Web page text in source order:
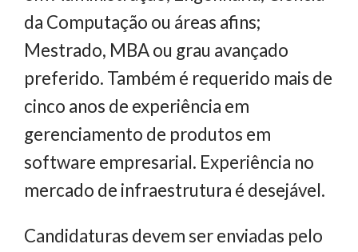
da Computação ou áreas afins;
Mestrado, MBA ou grau avançado
preferido. Também é requerido mais de
cinco anos de experiência em
gerenciamento de produtos em
software empresarial. Experiência no
mercado de infraestrutura é desejável.
Candidaturas devem ser enviadas pelo